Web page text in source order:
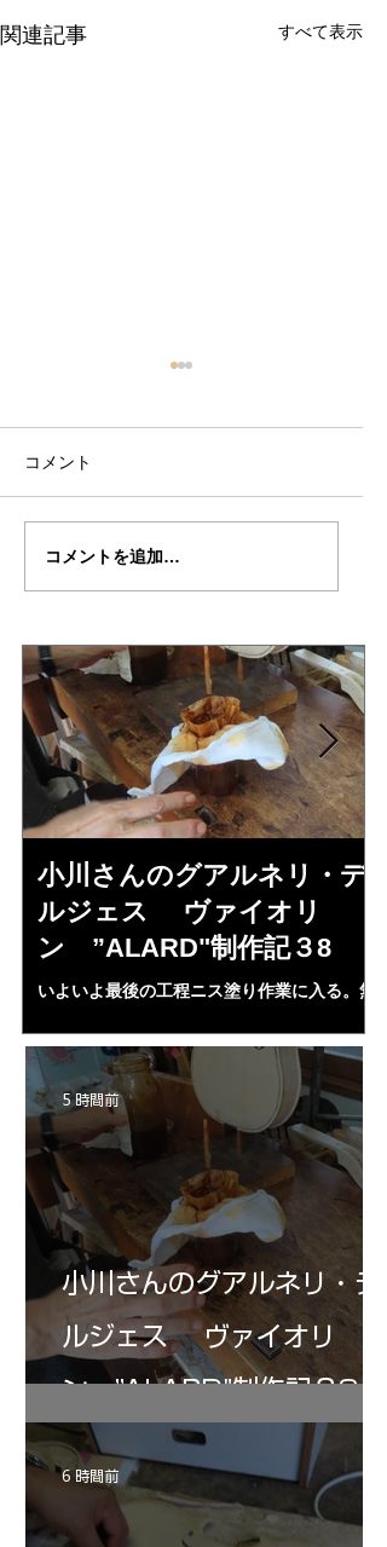
関連記事 すべて表示
武江さんの”IL・
コメント
コメントを追加…
小川さんのグアルネリ・デ
ルジェス ヴァイオリ
ン ”ALARD"制作記３8
いよいよ最後の工程ニス塗り作業に入る。無
ンタイン、スパイクラヴェンダーオイル，等
等を入れ３ケ月経過、ガーゼで濾し下地ニス
として３回ほど塗る。さらにそれをアルコー
ルで取る。ホワイト状態に戻す。自宅工房で
３０－４０回ニス塗りの手始めとなる・・。
小川さんのグアルネリ・デ
ルジェス ヴァイオリ
ン ”ALARD"制作記３8
5 時間前
6 時間前